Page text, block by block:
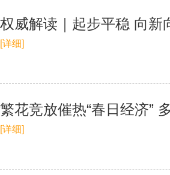
权威解读｜起步平稳 向新
[详细]
繁花竞放催热“春日经济”
[详细]